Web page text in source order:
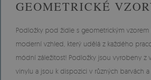
GEOMETRICKÉ
Podložky pod židle s geometrickým vzorem
moderní vzhled, který udělá z každého
módní záležitost! Podložky jsou vyrobeny z
vinylu a jsou k dispozici v různých barvách